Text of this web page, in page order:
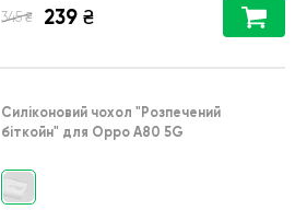
345 ₴ 239 ₴
Силіконовий чохол "Розпечений
біткойн" для Oppo A80 5G